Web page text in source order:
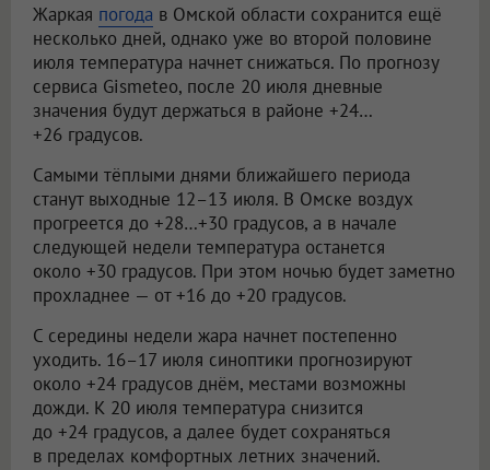
Жаркая погода в Омской области сохранится ещё
несколько дней, однако уже во второй половине
июля температура начнет снижаться. По прогнозу
сервиса Gismeteo, после 20 июля дневные
значения будут держаться в районе +24…
+26 градусов.
Самыми тёплыми днями ближайшего периода
станут выходные 12–13 июля. В Омске воздух
прогреется до +28…+30 градусов, а в начале
следующей недели температура останется
около +30 градусов. При этом ночью будет заметно
прохладнее — от +16 до +20 градусов.
С середины недели жара начнет постепенно
уходить. 16–17 июля синоптики прогнозируют
около +24 градусов днём, местами возможны
дожди. К 20 июля температура снизится
до +24 градусов, а далее будет сохраняться
в пределах комфортных летних значений.